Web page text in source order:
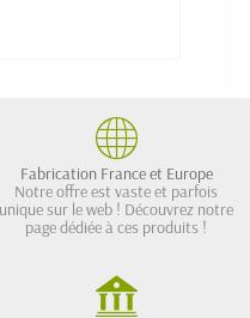
Fabrication France et Europe
Notre offre est vaste et parfois
unique sur le web ! Découvrez notre
page dédiée à ces produits !